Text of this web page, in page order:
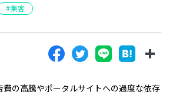
表記
集客
の高騰やポータルサイトへの過度な依存